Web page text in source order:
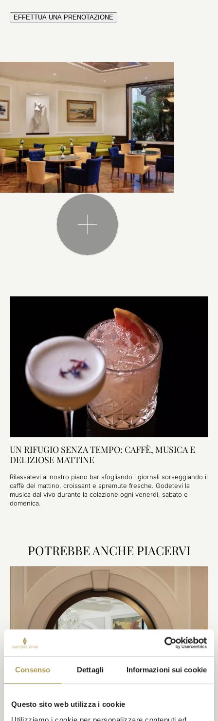
Consenso Dettagli Informazioni sui cookie
Questo sito web utilizza i cookie
EFFETTUA UNA PRENOTAZIONE
UN RIFUGIO SENZA TEMPO: CAFFÈ, MUSICA E
DELIZIOSE MATTINE
Rilassatevi al nostro piano bar sfogliando i giornali sorseggiando il
caffè del mattino, croissant e spremute fresche. Godetevi la
musica dal vivo durante la colazione ogni venerdì, sabato e
domenica.
POTREBBE ANCHE PIACERVI